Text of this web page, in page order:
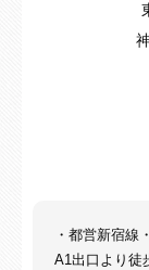
・都営新宿線
A1出口より徒